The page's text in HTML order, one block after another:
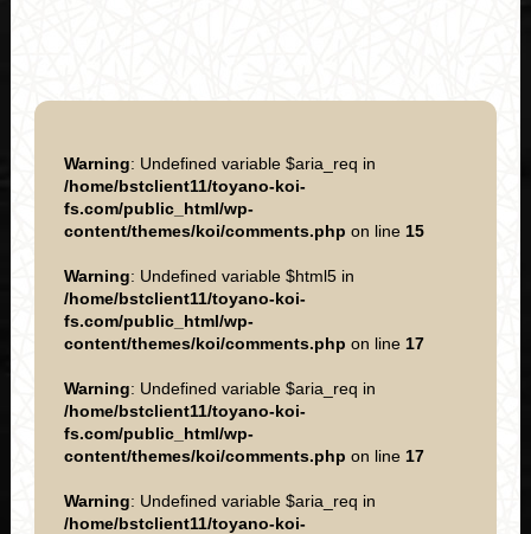
Warning: Undefined variable $aria_req in
/home/bstclient11/toyano-koi-
fs.com/public_html/wp-
content/themes/koi/comments.php on line 15
Warning: Undefined variable $html5 in
/home/bstclient11/toyano-koi-
fs.com/public_html/wp-
content/themes/koi/comments.php on line 17
Warning: Undefined variable $aria_req in
/home/bstclient11/toyano-koi-
fs.com/public_html/wp-
content/themes/koi/comments.php on line 17
Warning: Undefined variable $aria_req in
/home/bstclient11/toyano-koi-